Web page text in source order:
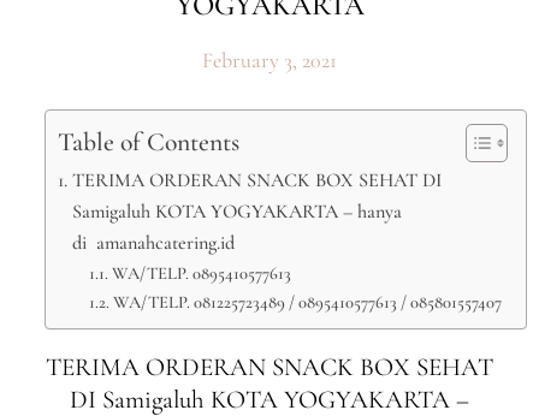
February 3, 2021
Table of Contents
TERIMA ORDERAN SNACK BOX SEHAT DI
Samigaluh KOTA YOGYAKARTA – hanya
di amanahcatering.id
WA/TELP. 0895410577613
WA/TELP. 081225723489 / 0895410577613 / 085801557407
TERIMA ORDERAN SNACK BOX SEHAT
DI Samigaluh KOTA YOGYAKARTA –